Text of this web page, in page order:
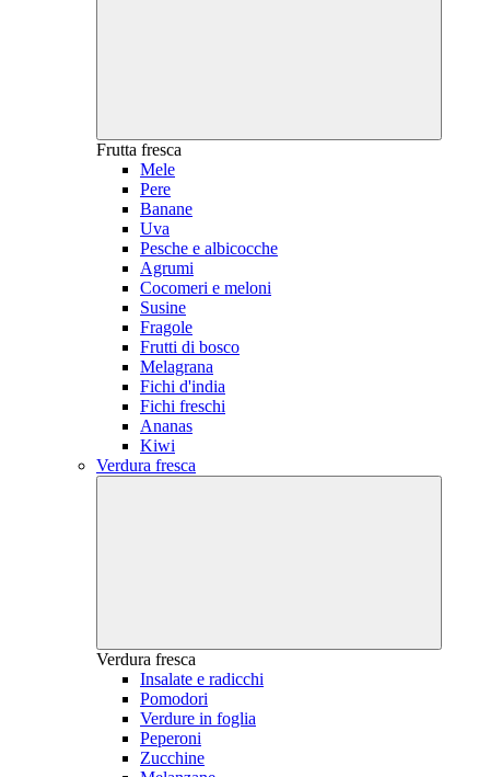
Frutta fresca
Mele
Pere
Banane
Uva
Pesche e albicocche
Agrumi
Cocomeri e meloni
Susine
Fragole
Frutti di bosco
Melagrana
Fichi d'india
Fichi freschi
Ananas
Kiwi
Verdura fresca
Verdura fresca
Insalate e radicchi
Pomodori
Verdure in foglia
Peperoni
Zucchine